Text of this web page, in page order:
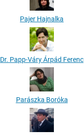
Pajer Hajnalka
Dr. Papp-Váry Árpád Ferenc
Parászka Boróka